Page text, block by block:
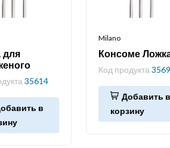
для
35614
в
Milano
Консоме
Код продукта
Добавить
корзину